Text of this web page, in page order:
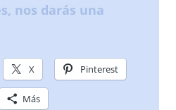
nos darás una
X Pinterest
Más